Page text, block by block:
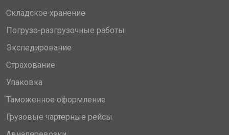
Складское хранение
Погрузо-разгрузочные работы
Экспедирование
Страхование
Упаковка
Таможенное оформление
Грузовые чартерные рейсы